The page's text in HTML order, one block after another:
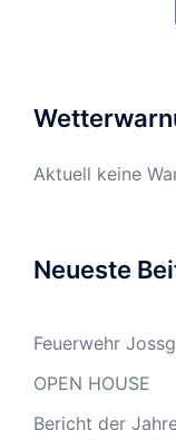
Aktuell keine
Neueste
Feuerwehr
OPEN HOUSE
Bericht der